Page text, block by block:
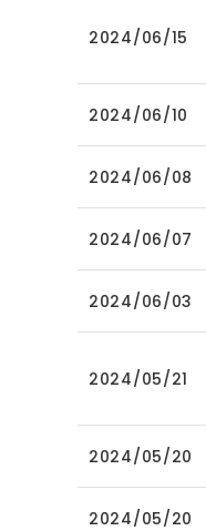
2024/06/15
2024/06/10
2024/06/08
2024/06/07
2024/06/03
2024/05/21
2024/05/20
2024/05/20